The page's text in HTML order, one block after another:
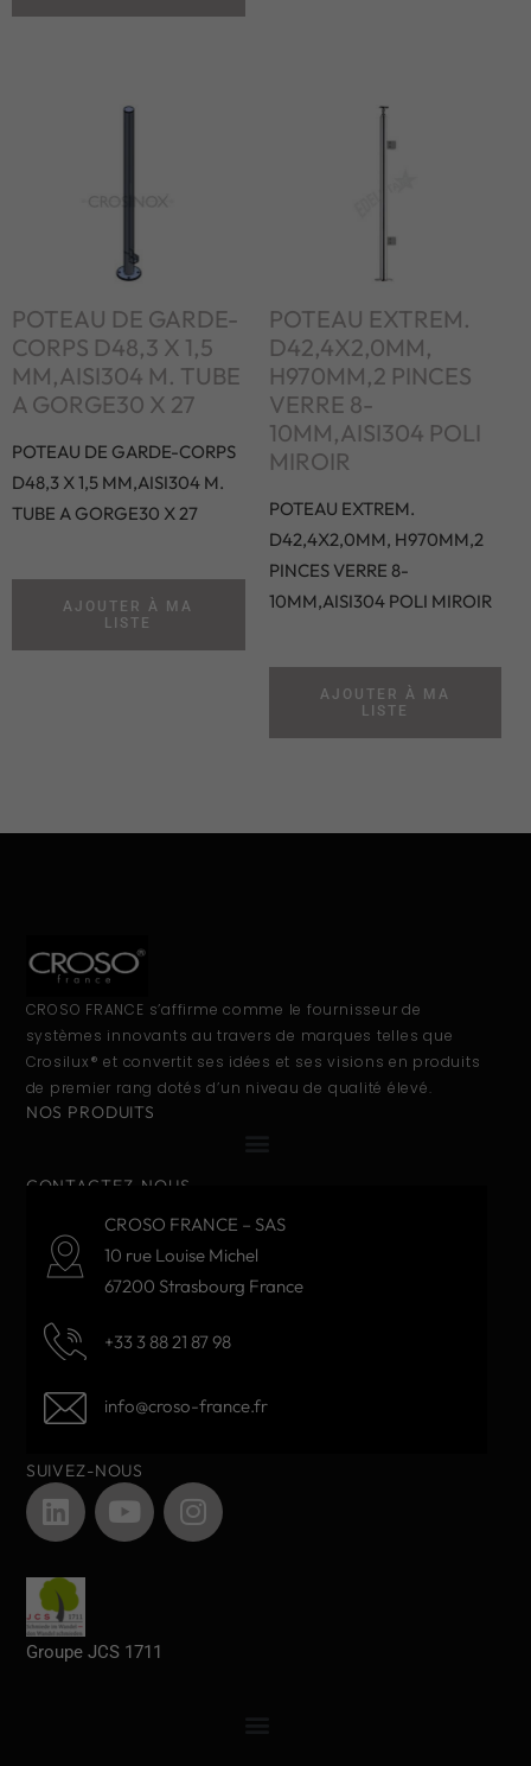
POTEAU DE GARDE-
CORPS D48,3 X 1,5
MM,AISI304 M. TUBE
A GORGE30 X 27
POTEAU DE GARDE-CORPS
D48,3 X 1,5 MM,AISI304 M.
TUBE A GORGE30 X 27
AJOUTER À MA
LISTE
POTEAU EXTREM.
D42,4X2,0MM,
H970MM,2 PINCES
VERRE 8-
10MM,AISI304 POLI
MIROIR
POTEAU EXTREM.
D42,4X2,0MM, H970MM,2
PINCES VERRE 8-
10MM,AISI304 POLI MIROIR
AJOUTER À MA
LISTE
CROSO FRANCE s’affirme comme le fournisseur de
systèmes innovants au travers de marques telles que
Crosilux® et convertit ses idées et ses visions en produits
de premier rang dotés d’un niveau de qualité élevé.
NOS PRODUITS
CONTACTEZ-NOUS
CROSO FRANCE – SAS
10 rue Louise Michel
67200 Strasbourg France
+33 3 88 21 87 98
info@croso-france.fr
SUIVEZ-NOUS
Groupe JCS 1711